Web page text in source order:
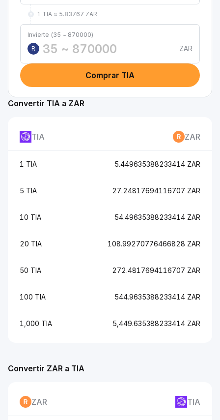
1 TIA ≈ 5.83767 ZAR
Invierte (35 ~ 870000)
R
ZAR
Comprar TIA
Convertir TIA a ZAR
TIA ZAR
1 TIA 5.449635388233414 ZAR
5 TIA 27.24817694116707 ZAR
10 TIA 54.49635388233414 ZAR
20 TIA 108.99270776466828 ZAR
50 TIA 272.4817694116707 ZAR
100 TIA 544.9635388233414 ZAR
1,000 TIA 5,449.635388233414 ZAR
Convertir ZAR a TIA
ZAR TIA